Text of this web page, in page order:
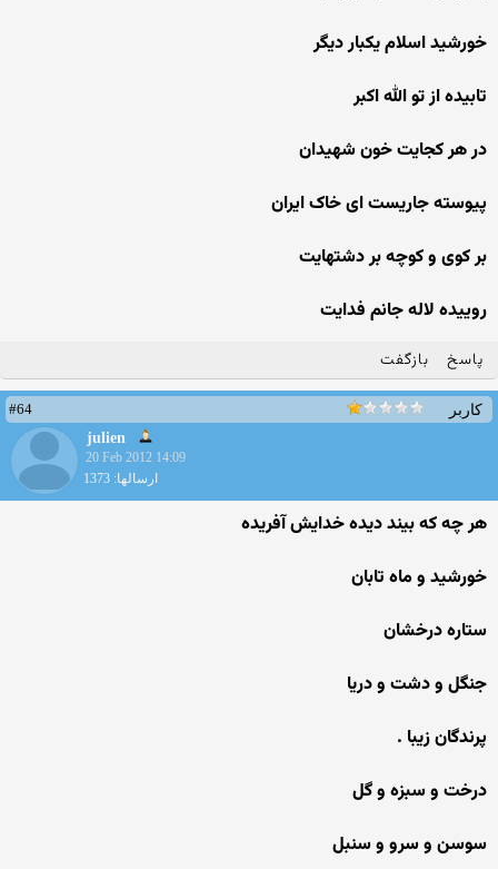
خورشید اسلام یکبار دیگر
تابیده از تو الله اکبر
در هر کجایت خون شهیدان
پیوسته جاریست ای خاک ایران
بر کوی و کوچه بر دشتهایت
روییده لاله جانم فدایت
پاسخ بازگفت
کاربر
#64
julien
20 Feb 2012 14:09
ارسالها: 1373
هر چه که بیند دیده خدایش آفریده
خورشید و ماه تابان
ستاره درخشان
جنگل و دشت و دریا
پرندگان زیبا .
درخت و سبزه و گل
سوسن و سرو و سنبل